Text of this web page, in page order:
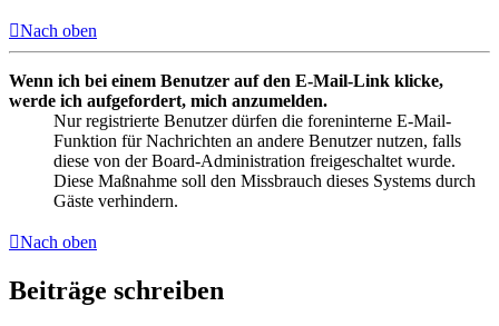
Nach oben
Wenn ich bei einem Benutzer auf den E-Mail-Link klicke,
werde ich aufgefordert, mich anzumelden.
Nur registrierte Benutzer dürfen die foreninterne E-Mail-
Funktion für Nachrichten an andere Benutzer nutzen, falls
diese von der Board-Administration freigeschaltet wurde.
Diese Maßnahme soll den Missbrauch dieses Systems durch
Gäste verhindern.
Nach oben
Beiträge schreiben